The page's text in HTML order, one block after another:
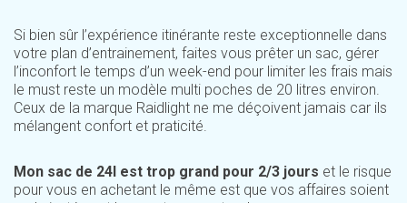
Si bien sûr l’expérience itinérante reste exceptionnelle dans
votre plan d’entrainement, faites vous prêter un sac, gérer
l’inconfort le temps d’un week-end pour limiter les frais mais
le must reste un modèle multi poches de 20 litres environ.
Ceux de la marque Raidlight ne me déçoivent jamais car ils
mélangent confort et praticité.
Mon sac de 24l est trop grand pour 2/3 jours et le risque
pour vous en achetant le même est que vos affaires soient